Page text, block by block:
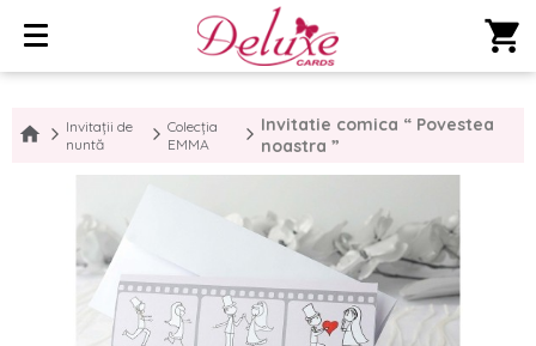
shopping_cart
Invitații de
nuntă
Colecția
EMMA
Invitatie comica “ Povestea
noastra ”